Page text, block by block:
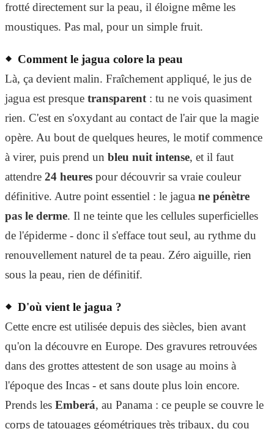
frotté directement sur la peau, il éloigne même les
moustiques. Pas mal, pour un simple fruit.
Comment le jagua colore la peau
Là, ça devient malin. Fraîchement appliqué, le jus de
jagua est presque transparent: tu ne vois quasiment
rien. C'est en s'oxydant au contact de l'air que la magie
opère. Au bout de quelques heures, le motif commence
à virer, puis prend un bleu nuit intense, et il faut
attendre 24 heures pour découvrir sa vraie couleur
définitive. Autre point essentiel : le jagua ne pénètre
pas le derme. Il ne teinte que les cellules superficielles
de l'épiderme - donc il s'efface tout seul, au rythme du
renouvellement naturel de ta peau. Zéro aiguille, rien
sous la peau, rien de définitif.
D'où vient le jagua ?
Cette encre est utilisée depuis des siècles, bien avant
qu'on la découvre en Europe. Des gravures retrouvées
dans des grottes attestent de son usage au moins à
l'époque des Incas - et sans doute plus loin encore.
Prends les Emberá, au Panama : ce peuple se couvre le
corps de tatouages géométriques très tribaux, du cou